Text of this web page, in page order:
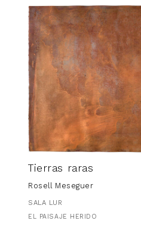
Tierras raras
Rosell Meseguer
SALA LUR
EL PAISAJE HERIDO